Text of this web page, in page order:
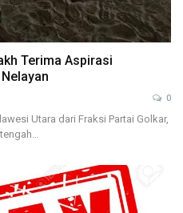
Terima Aspirasi
0
Utara dari Fraksi Partai Golkar,